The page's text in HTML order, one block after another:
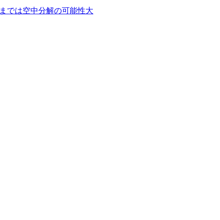
では空中分解の可能性大